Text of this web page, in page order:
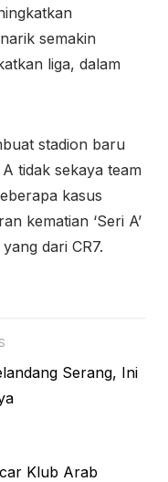
semakin
liga, dalam
stadion baru
tidak sekaya team
kasus
kematian ‘Seri A’
dari CR7.
Serang, Ini
Klub Arab